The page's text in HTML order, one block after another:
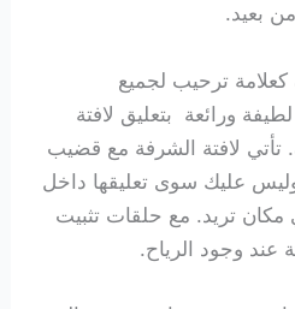
بعيد.
ترحيب لجميع
ورائعة بتعليق لافتة
لافتة الشرفة مع قضيب
عليك سوى تعليقها داخل
مكان تريد. مع حلقات تثبيت
عند وجود الرياح.